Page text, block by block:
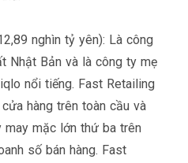
nghìn tỷ yên): Là công
Nhật Bản và là công ty mẹ
nổi tiếng. Fast Retailing
hàng trên toàn cầu và
mặc lớn thứ ba trên
số bán hàng. Fast